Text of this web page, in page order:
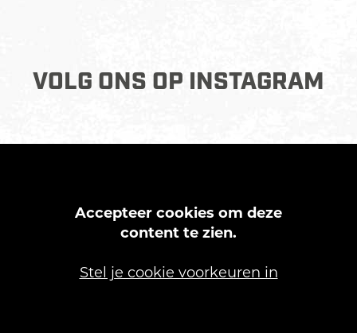
VOLG ONS OP INSTAGRAM
Accepteer cookies om deze
content te zien.
Stel je cookie voorkeuren in